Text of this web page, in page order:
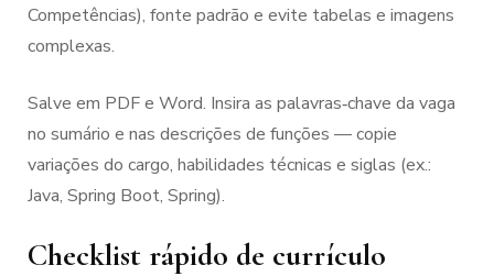
Competências), fonte padrão e evite tabelas e imagens
complexas.
Salve em PDF e Word. Insira as palavras‑chave da vaga
no sumário e nas descrições de funções — copie
variações do cargo, habilidades técnicas e siglas (ex.:
Java, Spring Boot, Spring).
Checklist rápido de currículo